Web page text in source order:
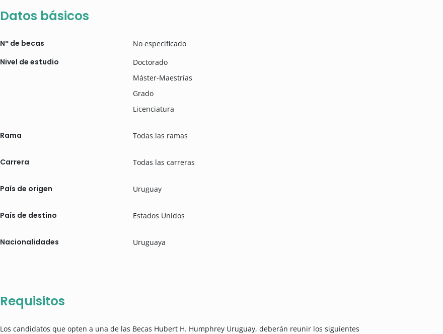
Datos básicos
Nº de becas No especificado
Nivel de estudio
Doctorado
Máster-Maestrías
Grado
Licenciatura
Rama Todas las ramas
Carrera Todas las carreras
País de origen Uruguay
País de destino Estados Unidos
Nacionalidades Uruguaya
Requisitos
Los candidatos que opten a una de las Becas Hubert H. Humphrey Uruguay, deberán reunir los siguientes